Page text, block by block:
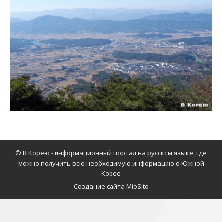
© В Корею - информационный портал на русском языке, где
можно получить всю необходимую информацию о Южной
Корее
Создание сайта MioSito